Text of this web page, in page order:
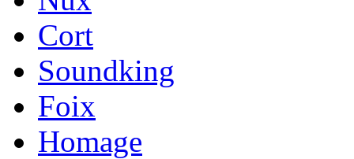
Cort
Soundking
Foix
Homage